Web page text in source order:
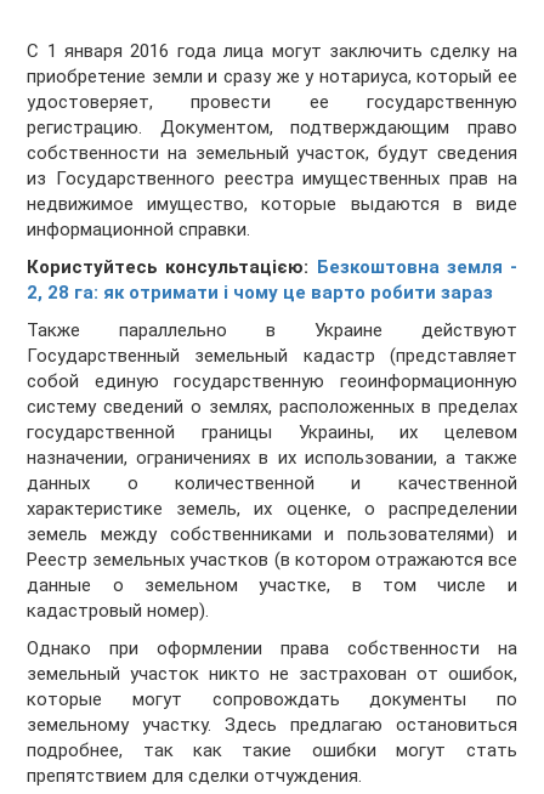
С 1 января 2016 года лица могут заключить сделку на
приобретение земли и сразу же у нотариуса, который ее
удостоверяет, провести ее государственную
регистрацию. Документом, подтверждающим право
собственности на земельный участок, будут сведения
из Государственного реестра имущественных прав на
недвижимое имущество, которые выдаются в виде
информационной справки.
Користуйтесь консультацією: Безкоштовна земля -
2, 28 га: як отримати і чому це варто робити зараз
Также параллельно в Украине действуют
Государственный земельный кадастр (представляет
собой единую государственную геоинформационную
систему сведений о землях, расположенных в пределах
государственной границы Украины, их целевом
назначении, ограничениях в их использовании, а также
данных о количественной и качественной
характеристике земель, их оценке, о распределении
земель между собственниками и пользователями) и
Реестр земельных участков (в котором отражаются все
данные о земельном участке, в том числе и
кадастровый номер).
Однако при оформлении права собственности на
земельный участок никто не застрахован от ошибок,
которые могут сопровождать документы по
земельному участку. Здесь предлагаю остановиться
подробнее, так как такие ошибки могут стать
препятствием для сделки отчуждения.